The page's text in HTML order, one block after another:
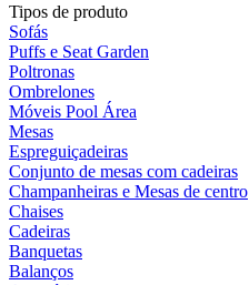
Tipos de produto
Sofás
Puffs e Seat Garden
Poltronas
Ombrelones
Móveis Pool Área
Mesas
Espreguiçadeiras
Conjunto de mesas com cadeiras
Champanheiras e Mesas de centro
Chaises
Cadeiras
Banquetas
Balanços